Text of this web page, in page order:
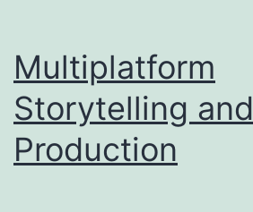
Multiplatform
Storytelling and
Production